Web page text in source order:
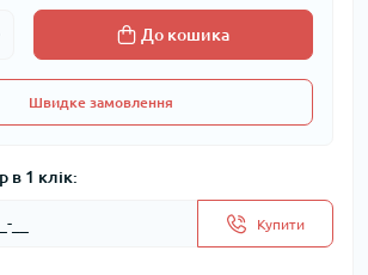
До кошика
Швидке замовлення
в 1 клік:
Купити